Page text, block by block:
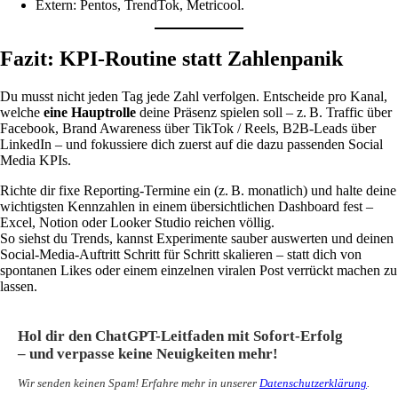
Extern: Pentos, TrendTok, Metricool.
Fazit: KPI-Routine statt Zahlenpanik
Du musst nicht jeden Tag jede Zahl verfolgen. Entscheide pro Kanal,
welche eine Hauptrolle deine Präsenz spielen soll – z. B. Traffic über
Facebook, Brand Awareness über TikTok / Reels, B2B-Leads über
LinkedIn – und fokussiere dich zuerst auf die dazu passenden Social
Media KPIs.
Richte dir fixe Reporting-Termine ein (z. B. monatlich) und halte deine
wichtigsten Kennzahlen in einem übersichtlichen Dashboard fest –
Excel, Notion oder Looker Studio reichen völlig.
So siehst du Trends, kannst Experimente sauber auswerten und deinen
Social-Media-Auftritt Schritt für Schritt skalieren – statt dich von
spontanen Likes oder einem einzelnen viralen Post verrückt machen zu
lassen.
Hol dir den ChatGPT-Leitfaden mit Sofort-Erfolg
– und verpasse keine Neuigkeiten mehr!
Wir senden keinen Spam! Erfahre mehr in unserer Datenschutzerklärung